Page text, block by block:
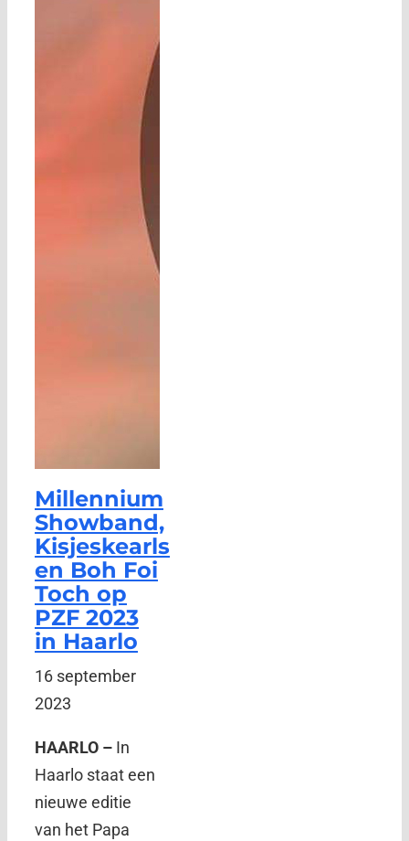
Millennium
Showband,
Kisjeskearls
en Boh Foi
Toch op
PZF 2023
in Haarlo
16 september
2023
HAARLO – In
Haarlo staat een
nieuwe editie
van het Papa